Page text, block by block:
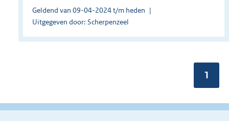
Geldend van 09-04-2024 t/m heden
Uitgegeven door: Scherpenzeel
1